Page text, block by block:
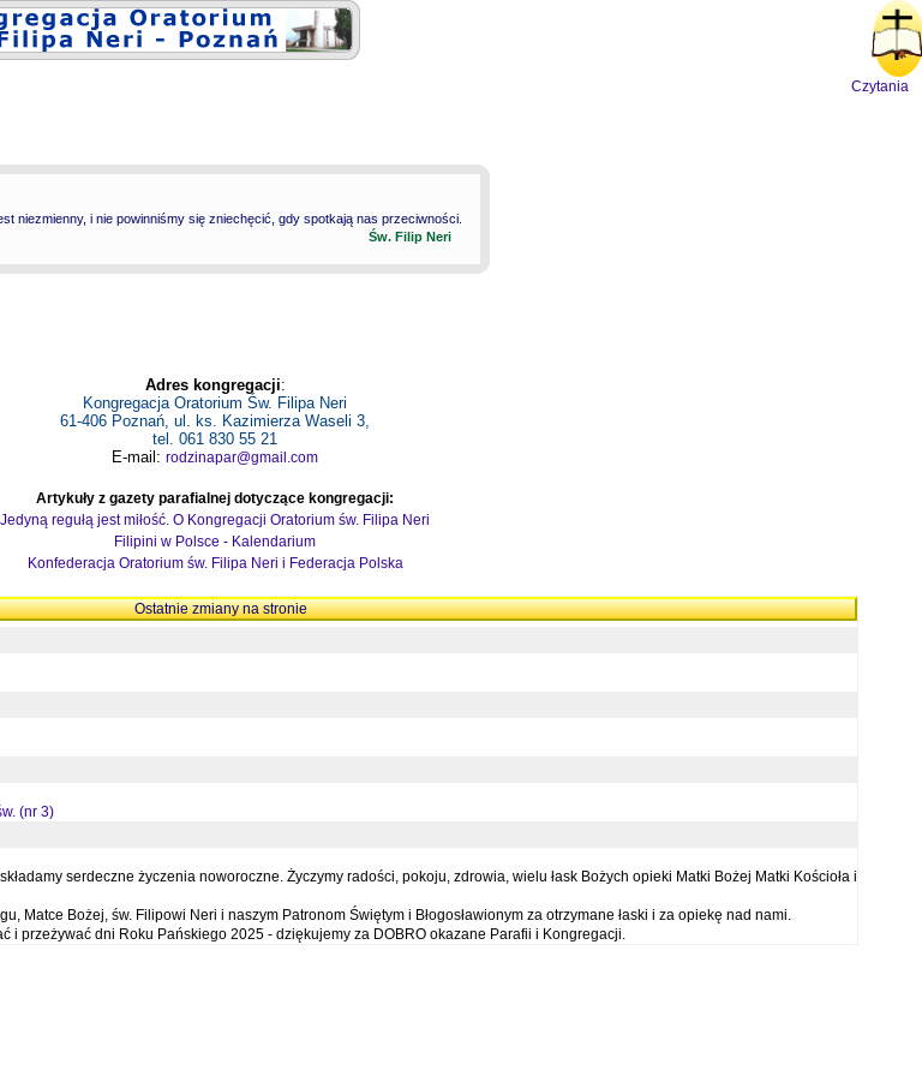
Czytania
niezmienny, i nie powinniśmy się zniechęcić, gdy spotkają nas przeciwności.
Św. Filip Neri
Adres kongregacji:
Kongregacja Oratorium Św. Filipa Neri
61-406 Poznań, ul. ks. Kazimierza Waseli 3,
tel. 061 830 55 21
E-mail: rodzinapar@gmail.com
Artykuły z gazety parafialnej dotyczące kongregacji:
Jedyną regułą jest miłość. O Kongregacji Oratorium św. Filipa Neri
Filipini w Polsce - Kalendarium
Konfederacja Oratorium św. Filipa Neri i Federacja Polska
Ostatnie zmiany na stronie
(nr 3)
serdeczne życzenia noworoczne. Życzymy radości, pokoju, zdrowia, wielu łask Bożych opieki Matki Bożej Matki Kościoła i
Matce Bożej, św. Filipowi Neri i naszym Patronom Świętym i Błogosławionym za otrzymane łaski i za opiekę nad nami.
i przeżywać dni Roku Pańskiego 2025 - dziękujemy za DOBRO okazane Parafii i Kongregacji.